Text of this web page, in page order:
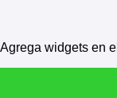
Agrega widgets en